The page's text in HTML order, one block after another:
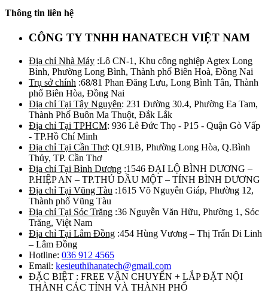
Thông tin liên hệ
CÔNG TY TNHH HANATECH VIỆT NAM
Địa chỉ Nhà Máy :Lô CN-1, Khu công nghiệp Agtex Long
Bình, Phường Long Bình, Thành phố Biên Hoà, Đồng Nai
Trụ sở chính :68/81 Phan Đăng Lưu, Long Bình Tân, Thành
phố Biên Hòa, Đồng Nai
Địa chỉ Tại Tây Nguyên: 231 Đường 30.4, Phường Ea Tam,
Thành Phố Buôn Ma Thuột, Đắk Lắk
Địa chỉ Tại TPHCM: 936 Lê Đức Thọ - P15 - Quận Gò Vấp
- TP.Hồ Chí Minh
Địa chỉ Tại Cần Thơ: QL91B, Phường Long Hòa, Q.Bình
Thủy, TP. Cần Thơ
Địa chỉ Tại Bình Dương :1546 ĐẠI LỘ BÌNH DƯƠNG –
P.HIỆP AN – TP.THỦ DẦU MỘT – TỈNH BÌNH DƯƠNG
Địa chỉ Tại Vũng Tàu :1615 Võ Nguyên Giáp, Phường 12,
Thành phố Vũng Tàu
Địa chỉ Tại Sóc Trăng :36 Nguyễn Văn Hữu, Phường 1, Sóc
Trăng, Việt Nam
Địa chỉ Tại Lâm Đồng :454 Hùng Vương – Thị Trấn Di Linh
– Lâm Đồng
Hotline: 036 912 4565
Email: kesieuthihanatech@gmail.com
ĐẶC BIỆT : FREE VẬN CHUYỂN + LẮP ĐẶT NỘI
THÀNH CÁC TỈNH VÀ THÀNH PHỐ